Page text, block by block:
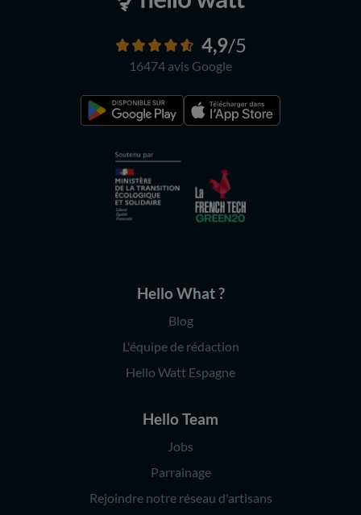
4,9/5
16474 avis Google
Hello What ?
Blog
L'équipe de rédaction
Hello Watt Espagne
Hello Team
Jobs
Parrainage
Rejoindre notre réseau d'artisans